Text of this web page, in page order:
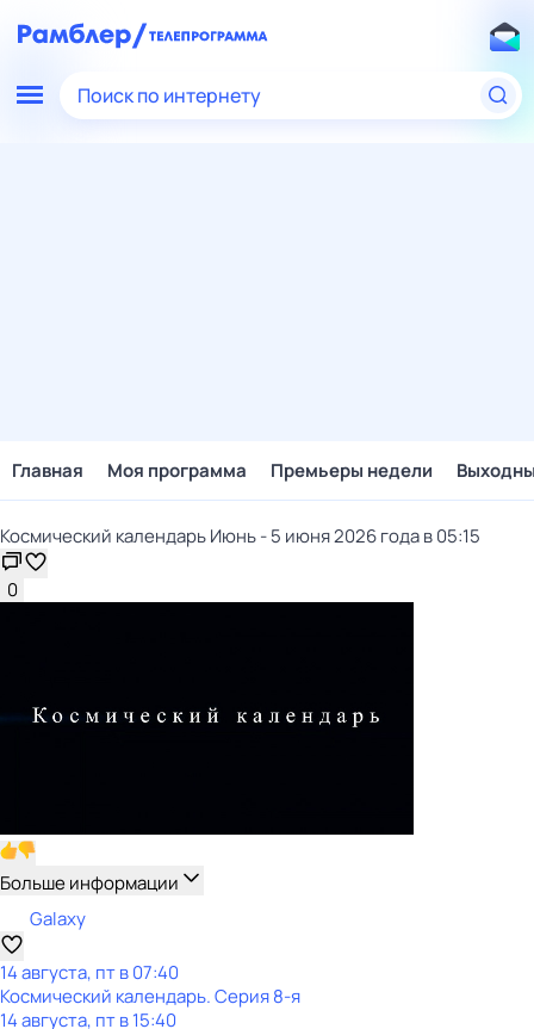
Поиск по интернету
Главная Моя программа Премьеры недели
Космический календарь Июнь - 5 июня 2026 года в 05:15
0
Больше информации
Galaxy
14 августа, пт в 07:40
Космический календарь. Серия 8-я
14 августа, пт в 15:40